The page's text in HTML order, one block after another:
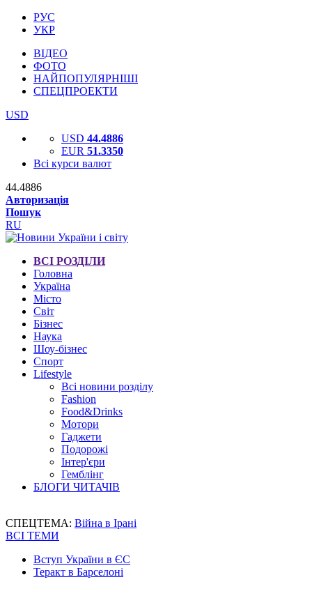
РУС
УКР
ВІДЕО
ФОТО
НАЙПОПУЛЯРНІШІ
СПЕЦПРОЕКТИ
USD
USD 44.4886
EUR 51.3350
Всі курси валют
44.4886
Авторизація
Пошук
RU
ВСІ РОЗДІЛИ
Головна
Україна
Місто
Світ
Бізнес
Наука
Шоу-бізнес
Спорт
Lifestyle
Всі новини розділу
Fashion
Food&Drinks
Мотори
Гаджети
Подорожі
Інтер'єри
Гемблінг
БЛОГИ ЧИТАЧІВ
СПЕЦТЕМА: Війна в Ірані
ВСІ ТЕМИ
Вступ України в ЄС
Теракт в Барселоні